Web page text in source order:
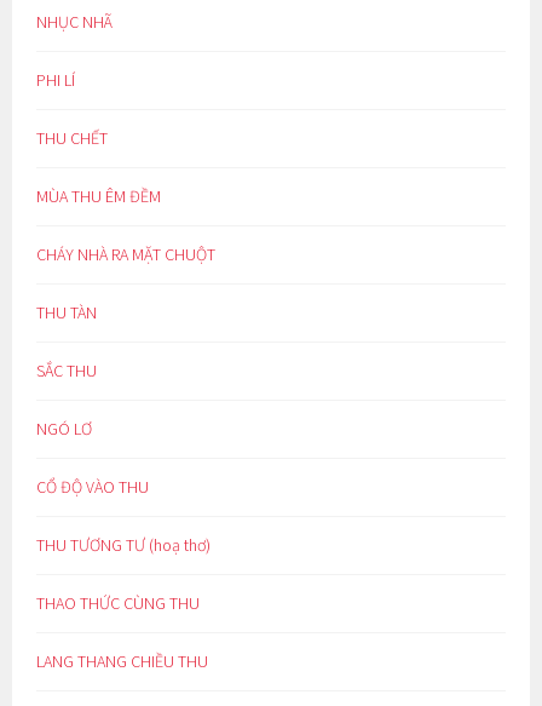
NHỤC NHÃ
PHI LÍ
THU CHẾT
MÙA THU ÊM ĐỀM
CHÁY NHÀ RA MẶT CHUỘT
THU TÀN
SẮC THU
NGÓ LƠ
CỔ ĐỘ VÀO THU
THU TƯƠNG TƯ (hoạ thơ)
THAO THỨC CÙNG THU
LANG THANG CHIỀU THU